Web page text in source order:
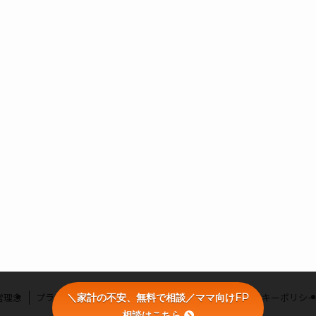
理念 プライバシーポリシー 利用者情報の外部送信・クッキーポリシー
＼家計の不安、無料で相談／ママ向けFP